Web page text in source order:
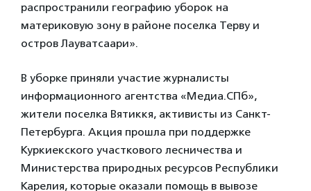
распространили географию уборок на
материковую зону в районе поселка Терву и
остров Лауватсаари».
В уборке приняли участие журналисты
информационного агентства «Медиа.СПб»,
жители поселка Вятиккя, активисты из Санкт-
Петербурга. Акция прошла при поддержке
Куркиекского участкового лесничества и
Министерства природных ресурсов Республики
Карелия, которые оказали помощь в вывозе